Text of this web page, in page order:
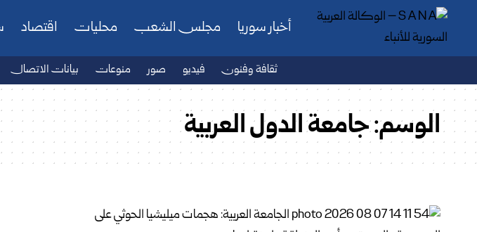
أخبار سوريا مجلس الشعب محليات اقتصاد
ثقافة وفنون فيديو صور منوعات بيانات الاتصال
الوسم:جامعة الدول العربية